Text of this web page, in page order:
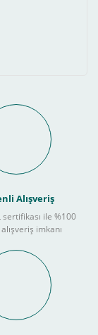
Alışveriş
sertifikası ile %100
imkanı